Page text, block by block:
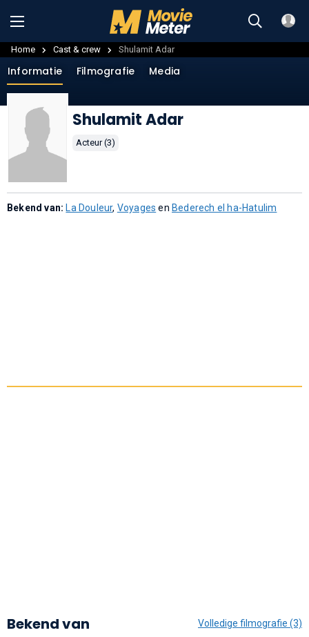
Home Cast & crew Shulamit Adar
Informatie Filmografie Media
Shulamit Adar
Acteur (3)
Bekend van: La Douleur, Voyages en Bederech el ha-Hatulim
Bekend van Volledige filmografie (3)